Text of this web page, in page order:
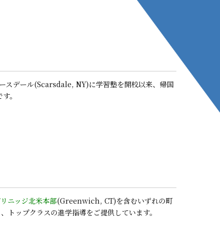
デール(Scarsdale, NY)に学習塾を開校以来、帰国
。
ニッジ北米本部(Greenwich, CT)を含むいずれの町
ップクラスの進学指導をご提供しています。